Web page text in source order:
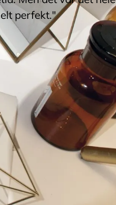
perfekt."